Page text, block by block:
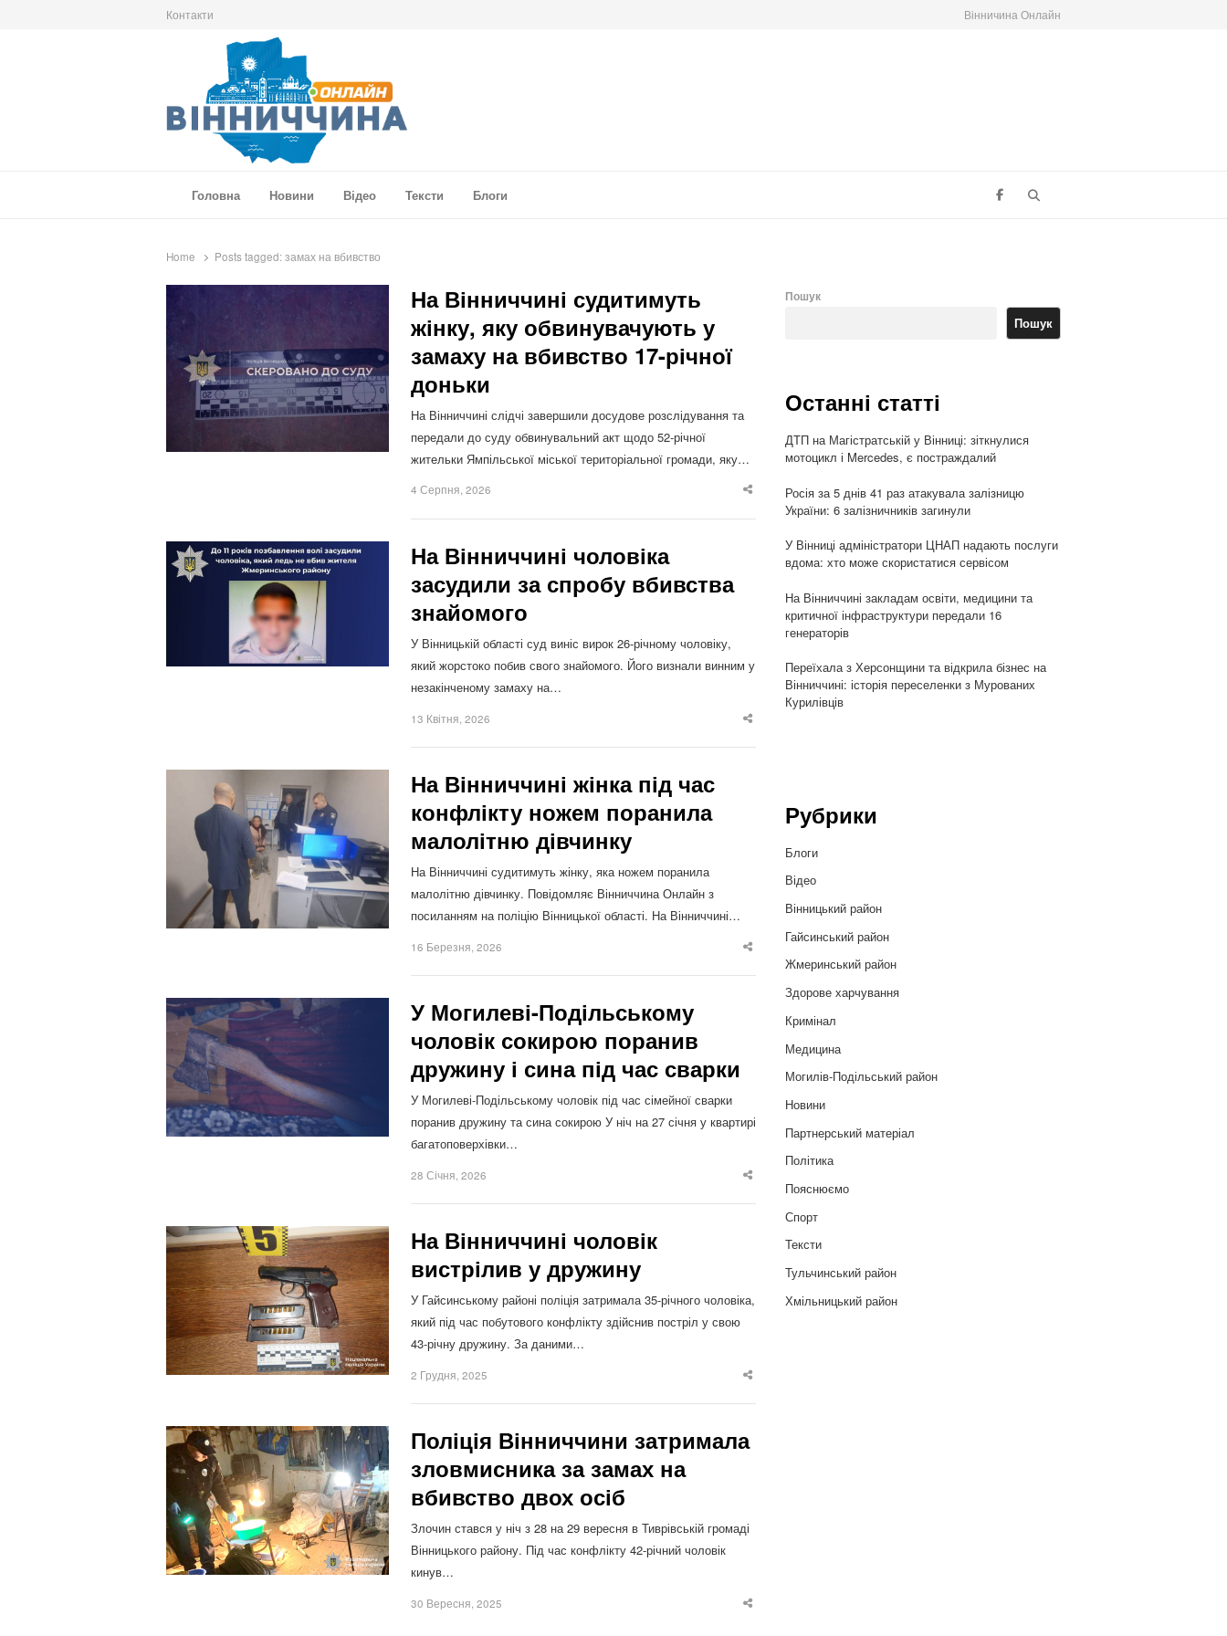
Контакти Вінничина Онлайн
Головна
Новини Відео Тексти Блоги
Home Posts tagged: замах на вбивство
На Вінниччині судитимуть
жінку, яку обвинувачують у
замаху на вбивство 17-річної
доньки
На Вінниччині слідчі завершили досудове розслідування та
передали до суду обвинувальний акт щодо 52-річної
жительки Ямпільської міської територіальної громади, яку…
4 Серпня, 2026
Share
На Вінниччині чоловіка
засудили за спробу вбивства
знайомого
У Вінницькій області суд виніс вирок 26-річному чоловіку,
який жорстоко побив свого знайомого. Його визнали винним у
незакінченому замаху на…
13 Квітня, 2026
Share
На Вінниччині жінка під час
конфлікту ножем поранила
малолітню дівчинку
На Вінниччині судитимуть жінку, яка ножем поранила
малолітню дівчинку. Повідомляє Вінниччина Онлайн з
посиланням на поліцію Вінницької області. На Вінниччині…
16 Березня, 2026
Share
У Могилеві-Подільському
чоловік сокирою поранив
дружину і сина під час сварки
У Могилеві-Подільському чоловік під час сімейної сварки
поранив дружину та сина сокирою У ніч на 27 січня у квартирі
багатоповерхівки…
28 Січня, 2026
Share
На Вінниччині чоловік
вистрілив у дружину
У Гайсинському районі поліція затримала 35-річного чоловіка,
який під час побутового конфлікту здійснив постріл у свою
43-річну дружину. За даними…
2 Грудня, 2025
Share
Поліція Вінниччини затримала
зловмисника за замах на
вбивство двох осіб
Злочин стався у ніч з 28 на 29 вересня в Тиврівській громаді
Вінницького району. Під час конфлікту 42-річний чоловік
кинув…
30 Вересня, 2025
Share
Пошук
Пошук
Останні статті
ДТП на Магістратській у Вінниці: зіткнулися
мотоцикл і Mercedes, є постраждалий
Росія за 5 днів 41 раз атакувала залізницю
України: 6 залізничників загинули
У Вінниці адміністратори ЦНАП надають послуги
вдома: хто може скористатися сервісом
На Вінниччині закладам освіти, медицини та
критичної інфраструктури передали 16
генераторів
Переїхала з Херсонщини та відкрила бізнес на
Вінниччині: історія переселенки з Мурованих
Курилівців
Рубрики
Блоги
Відео
Вінницький район
Гайсинський район
Жмеринський район
Здорове харчування
Кримінал
Медицина
Могилів-Подільський район
Новини
Партнерський матеріал
Політика
Пояснюємо
Спорт
Тексти
Тульчинський район
Хмільницький район